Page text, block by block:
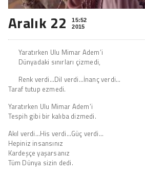
Aralık 22
15:52
2015
Yaratırken Ulu Mimar Adem’i
Dünyadaki sınırları çizmedi,
Renk verdi…Dil verdi…İnanç verdi…
Taraf tutup ezmedi.
Yaratırken Ulu Mimar Adem’i
Tespih gibi bir kalıba dizmedi.
Akıl verdi…His verdi…Güç verdi…
Hepiniz insansınız
Kardeşçe yaşarsanız
Tüm Dünya sizin dedi.